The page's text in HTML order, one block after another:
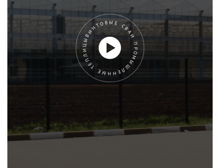
ВИНТОВЫЕ СВАИ ПРОМЫШЛЕННЫЕ ТЕПЛИЦЫ